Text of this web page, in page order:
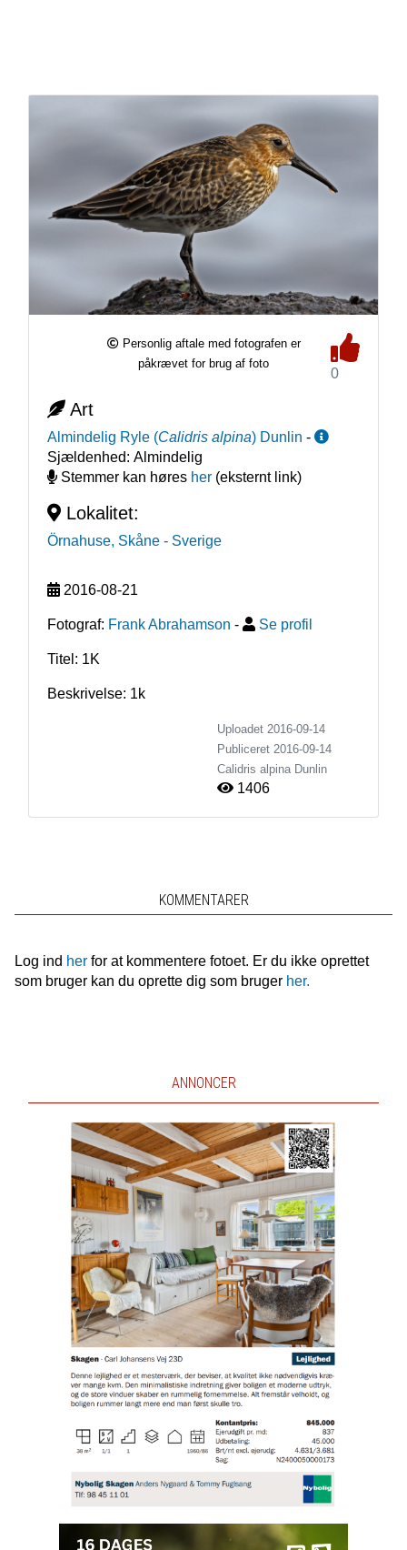
Personlig aftale med fotografen er
påkrævet for brug af foto
0
Art
Almindelig Ryle (Calidris alpina) Dunlin -
Sjældenhed: Almindelig
Stemmer kan høres her(eksternt link)
Lokalitet:
Örnahuse, Skåne - Sverige
2016-08-21
Fotograf: Frank Abrahamson - Se profil
Titel: 1K
Beskrivelse: 1k
Uploadet 2016-09-14
Publiceret 2016-09-14
Calidris alpina Dunlin
1406
KOMMENTARER
Log ind herfor at kommentere fotoet. Er du ikke oprettet
som bruger kan du oprette dig som bruger her.
ANNONCER